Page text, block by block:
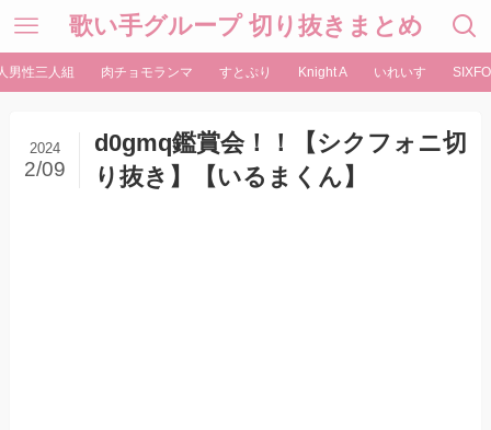
歌い手グループ 切り抜きまとめ
男性三人組 肉チョモランマ すとぷり Knight A いれいす
d0gmq鑑賞会！！【シクフォニ切
り抜き】【いるまくん】
2024
2/09